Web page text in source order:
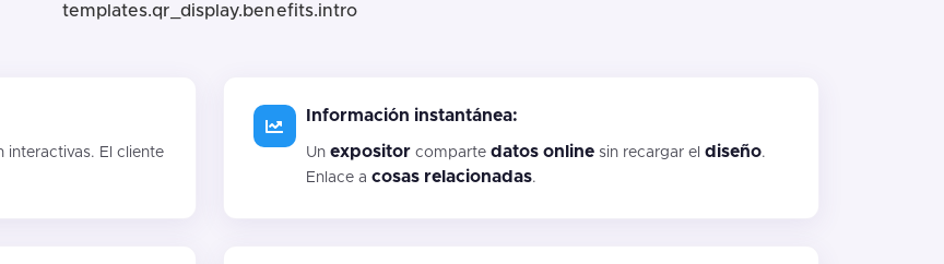
templates.qr_display.benefits.intro
interactivas. El cliente
Información instantánea:
Unexpositor compartedatos online sin recargar eldiseño.
Enlace acosas relacionadas.